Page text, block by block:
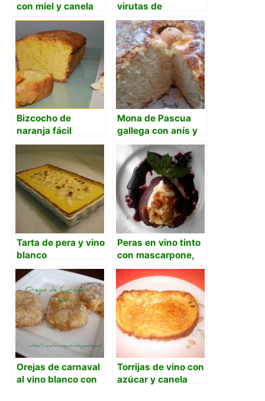
con miel y canela
virutas de
chocolate y polvo
de naranja
Bizcocho de
naranja fácil
Mona de Pascua
gallega con anís y
canela
Tarta de pera y vino
blanco
Peras en vino tinto
con mascarpone,
nueces y miel con
jarabe de vino
Orejas de carnaval
al vino blanco con
Torrijas de vino con
azúcar y canela